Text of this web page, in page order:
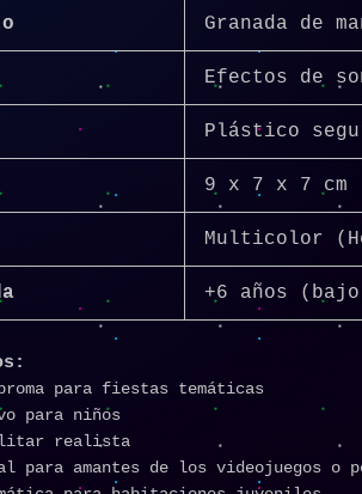
Granada de
Efectos de
Plástico
9 x 7 x 7 cm
Multicolor
+6 años
para fiestas temáticas
para niños
realista
para amantes de los videojuegos o